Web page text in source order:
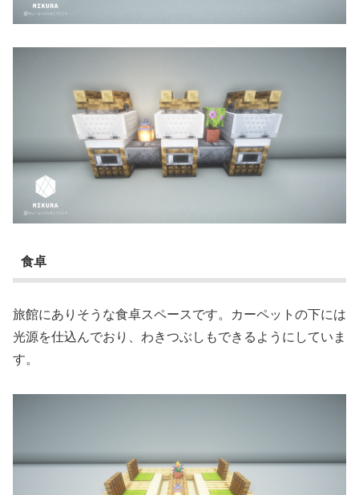
食卓
旅館にありそうな食卓スペースです。カーペットの下には
光源を仕込んでおり、わきつぶしもできるようにしていま
す。